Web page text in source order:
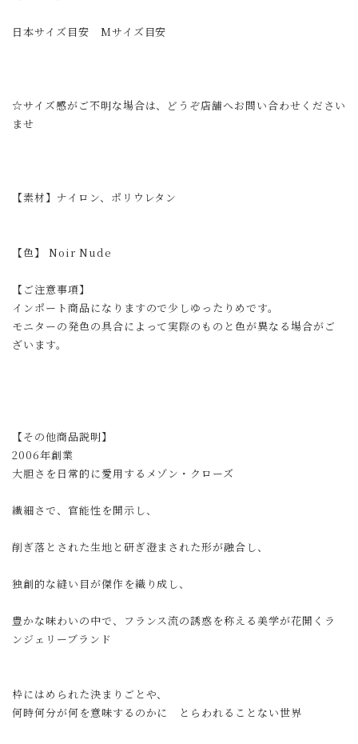
日本サイズ目安 Mサイズ目安
☆サイズ感がご不明な場合は、どうぞ店舗へお問い合わせください
ませ
【素材】ナイロン、ポリウレタン
【色】 Noir Nude
【ご注意事項】
インポート商品になりますので少しゆったりめです。
モニターの発色の具合によって実際のものと色が異なる場合がご
ざいます。
【その他商品説明】
2006年創業
大胆さを日常的に愛用するメゾン・クローズ
繊細さで、官能性を開示し、
削ぎ落とされた生地と研ぎ澄まされた形が融合し、
独創的な縫い目が傑作を織り成し、
豊かな味わいの中で、フランス流の誘惑を称える美学が花開くラ
ンジェリーブランド
枠にはめられた決まりごとや、
何時何分が何を意味するのかに とらわれることない世界